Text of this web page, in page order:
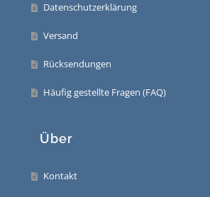
Datenschutzerklärung
Versand
Rücksendungen
Häufig gestellte Fragen (FAQ)
Über
Kontakt